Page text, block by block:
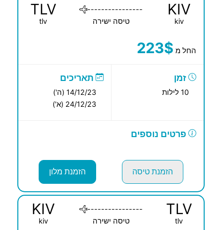
KIV
kiv
----------------
טיסה ישירה
TLV
tlv
החל מ 223$
זמן
10 לילות
תאריכים
14/12/23 (ה')
24/12/23 (א')
פרטים נוספים
הזמנת טיסה הזמנת מלון
TLV
tlv
----------------
טיסה ישירה
KIV
kiv